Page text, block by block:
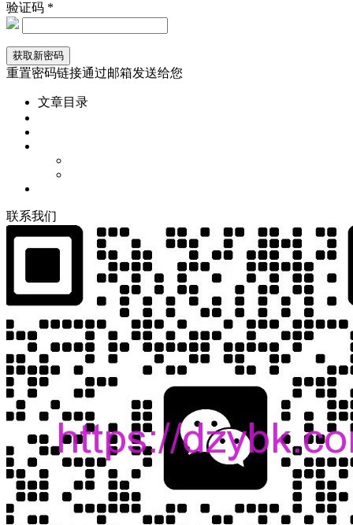
验证码 *
重置密码链接通过邮箱发送给您
文章目录
联系我们